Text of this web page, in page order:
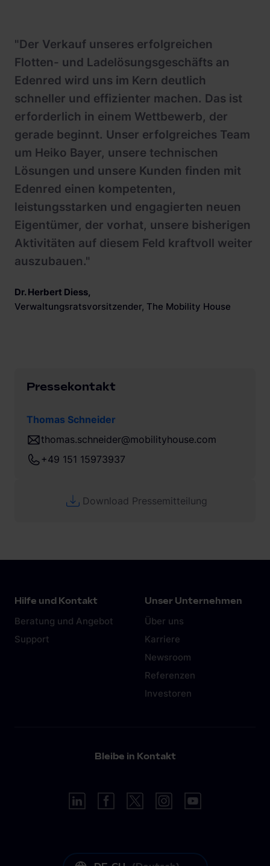
"Der Verkauf unseres erfolgreichen
Flotten- und Ladelösungsgeschäfts an
Edenred wird uns im Kern deutlich
schneller und effizienter machen. Das ist
erforderlich in einem Wettbewerb, der
gerade beginnt. Unser erfolgreiches Team
um Heiko Bayer, unsere technischen
Lösungen und unsere Kunden finden mit
Edenred einen kompetenten,
leistungsstarken und engagierten neuen
Eigentümer, der vorhat, unsere bisherigen
Aktivitäten auf diesem Feld kraftvoll weiter
auszubauen."
Dr. Herbert Diess,
Verwaltungsratsvorsitzender, The Mobility House
Pressekontakt
Thomas Schneider
thomas.schneider@mobilityhouse.com
+49 151 15973937
Download Pressemitteilung
Hilfe und Kontakt
Beratung und Angebot
Support
Unser Unternehmen
Über uns
Karriere
Newsroom
Referenzen
Investoren
Bleibe in Kontakt